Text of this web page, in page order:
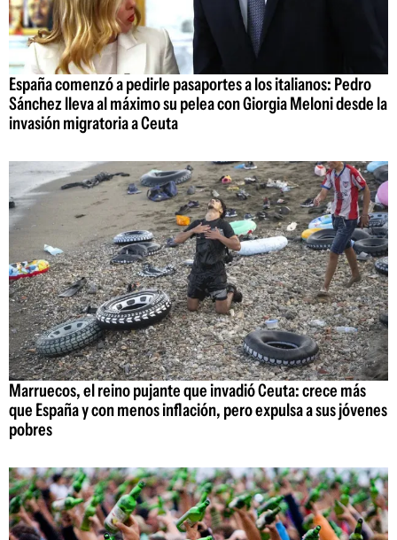
España comenzó a pedirle pasaportes a los italianos: Pedro
Sánchez lleva al máximo su pelea con Giorgia Meloni desde la
invasión migratoria a Ceuta
Marruecos, el reino pujante que invadió Ceuta: crece más
que España y con menos inflación, pero expulsa a sus jóvenes
pobres